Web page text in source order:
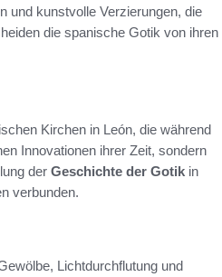
und kunstvolle Verzierungen, die
die spanische Gotik von ihren
Kirchen in León, die während
Innovationen ihrer Zeit, sondern
der Geschichte der Gotik in
verbunden.
Lichtdurchflutung und